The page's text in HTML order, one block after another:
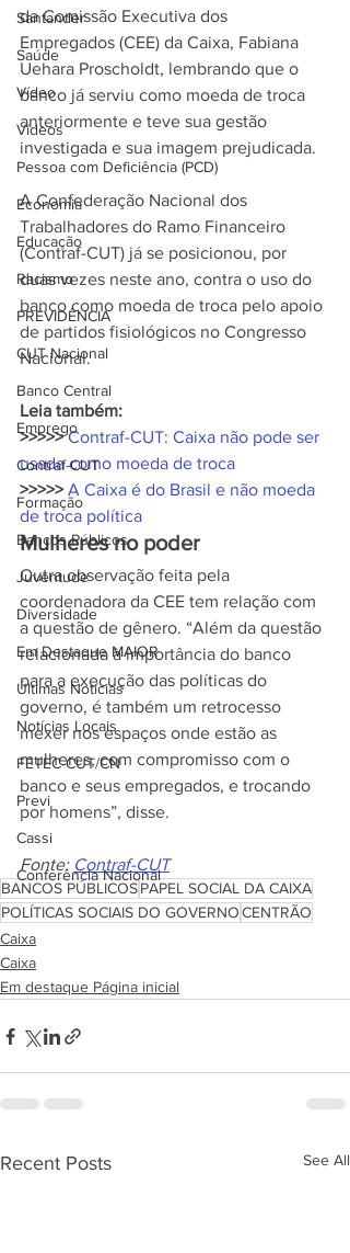
Santander
Saúde
Vídeo
Vídeos
Pessoa com Deficiência (PCD)
Economia
Educação
Racismo
PREVIDÊNCIA
CUT Nacional
Banco Central
Emprego
Contraf-CUT
Formação
Bancos Públicos
Juventude
Diversidade
Em Destaque MAIOR
Últimas Notícias
Notícias Locais
FETEC-CUT/CN
Previ
Cassi
Conferência Nacional
da Comissão Executiva dos
Empregados (CEE) da Caixa, Fabiana
Uehara Proscholdt, lembrando que o
banco já serviu como moeda de troca
anteriormente e teve sua gestão
investigada e sua imagem prejudicada.
A Confederação Nacional dos
Trabalhadores do Ramo Financeiro
(Contraf-CUT) já se posicionou, por
duas vezes neste ano, contra o uso do
banco como moeda de troca pelo apoio
de partidos fisiológicos no Congresso
Nacional.
Leia também:
>>>>> Contraf-CUT: Caixa não pode ser
usada como moeda de troca
>>>>> A Caixa é do Brasil e não moeda
de troca política
Mulheres no poder
Outra observação feita pela
coordenadora da CEE tem relação com
a questão de gênero. “Além da questão
relacionada à importância do banco
para a execução das políticas do
governo, é também um retrocesso
mexer nos espaços onde estão as
mulheres, com compromisso com o
banco e seus empregados, e trocando
por homens”, disse.
Fonte: Contraf-CUT
BANCOS PÚBLICOSPAPEL SOCIAL DA CAIXA
POLÍTICAS SOCIAIS DO GOVERNOCENTRÃO
Caixa
Caixa
Em destaque Página inicial
Recent Posts See All